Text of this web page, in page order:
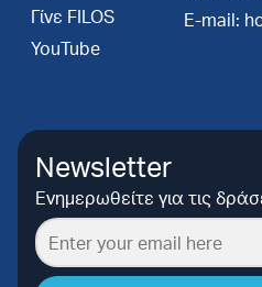
Γίνε FILOS
YouTube
E-mail:
Newsletter
Ενημερωθείτε για τις